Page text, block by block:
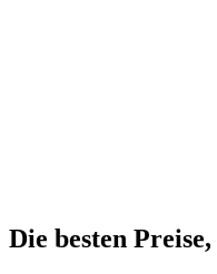
Die besten Preise,